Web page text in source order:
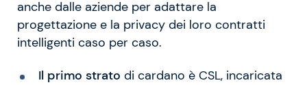
anche dalle aziende per adattare la
progettazione e la privacy dei loro contratti
intelligenti caso per caso.
Il primo strato di cardano è CSL, incaricata